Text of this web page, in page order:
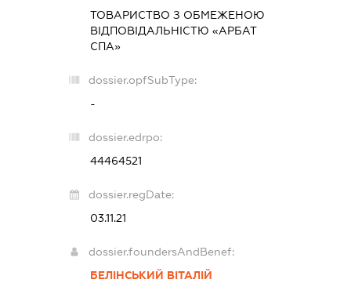
ТОВАРИСТВО З ОБМЕЖЕНОЮ
ВІДПОВІДАЛЬНІСТЮ «АРБАТ
СПА»
dossier.opfSubType:
-
dossier.edrpo:
44464521
dossier.regDate:
03.11.21
dossier.foundersAndBenef:
БЕЛІНСЬКИЙ ВІТАЛІЙ